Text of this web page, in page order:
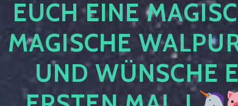
EUCH EINE
MAGISCHE
UND WÜNSCHE